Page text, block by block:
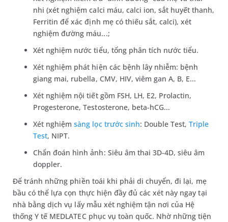
nhi (xét nghiệm calci máu, calci ion, sắt huyết thanh,
Ferritin để xác định mẹ có thiếu sắt, calci), xét
nghiệm đường máu...;
Xét nghiệm nước tiểu, tổng phân tích nước tiểu.
Xét nghiệm phát hiện các bệnh lây nhiễm: bệnh
giang mai, rubella, CMV, HIV, viêm gan A, B, E...
Xét nghiệm nội tiết gồm FSH, LH, E2, Prolactin,
Progesterone, Testosterone, beta-hCG...
Xét nghiệmsàng lọc trước sinh: Double Test,Triple
Test, NIPT.
Chẩn đoán hình ảnh: Siêu âm thai 3D-4D, siêu âm
doppler.
Để tránh những phiền toái khi phải di chuyển, đi lại, mẹ
bầu có thể lựa cọn thực hiện đầy đủ các xét này ngay tại
nhà bằng dịch vụ lấy mẫu xét nghiệm tận nơi của Hệ
thống Y tế MEDLATEC phục vụ toàn quốc. Nhờ những tiện